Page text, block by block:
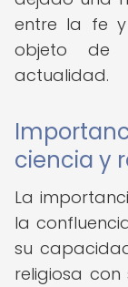
entre la fe y
objeto de
actualidad.
ciencia y
La
la
su
religiosa